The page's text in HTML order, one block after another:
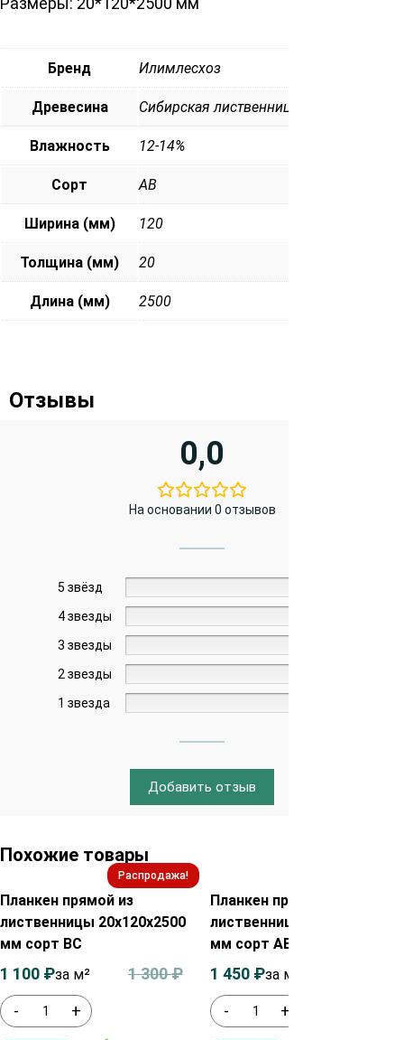
Бренд Илимлесхоз
Древесина Сибирская лиственница
Влажность 12-14%
Сорт АВ
Ширина (мм) 120
Толщина (мм) 20
Длина (мм) 2500
Отзывы
0,0
На основании 0 отзывов
5 звёзд
4 звезды
3 звезды
2 звезды
1 звезда
Добавить отзыв
Похожие товары
Распродажа!
Планкен прямой из
лиственницы 20х120х2500
мм сорт ВС
- +
1 300₽
1 100 ₽за м²
Планкен прямой из
лиственницы 20х90х2500
мм сорт АВ
- +
1 450 ₽за м²